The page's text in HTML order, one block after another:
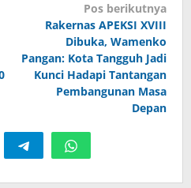
Pos berikutnya
Rakernas APEKSI XVIII
Dibuka, Wamenko
Pangan: Kota Tangguh Jadi
Kunci Hadapi Tantangan
Pembangunan Masa
Depan